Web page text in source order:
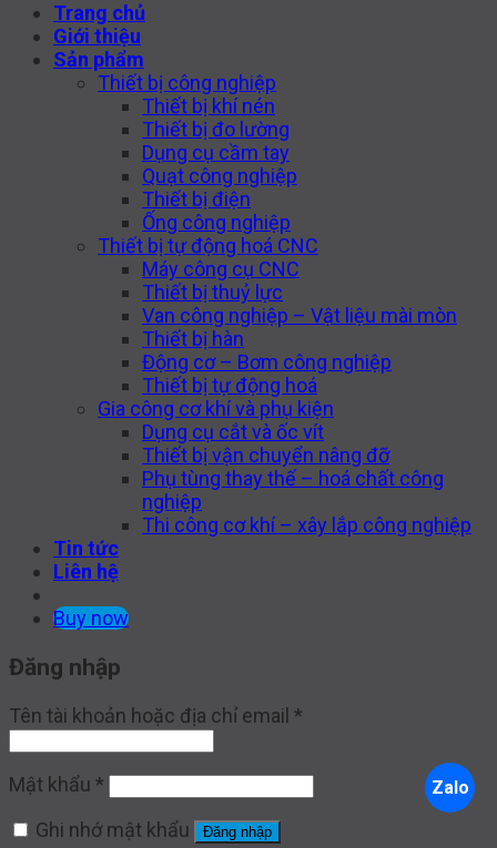
Zalo
Trang chủ
Giới thiệu
Sản phẩm
Thiết bị công nghiệp
Thiết bị khí nén
Thiết bị đo lường
Dụng cụ cầm tay
Quạt công nghiệp
Thiết bị điện
Ống công nghiệp
Thiết bị tự động hoá CNC
Máy công cụ CNC
Thiết bị thuỷ lực
Van công nghiệp – Vật liệu mài mòn
Thiết bị hàn
Động cơ – Bơm công nghiệp
Thiết bị tự động hoá
Gia công cơ khí và phụ kiện
Dụng cụ cắt và ốc vít
Thiết bị vận chuyển nâng đỡ
Phụ tùng thay thế – hoá chất công
nghiệp
Thi công cơ khí – xây lắp công nghiệp
Tin tức
Liên hệ
Buy now
Đăng nhập
Tên tài khoản hoặc địa chỉ email *
Mật khẩu *
Ghi nhớ mật khẩu
Đăng nhập